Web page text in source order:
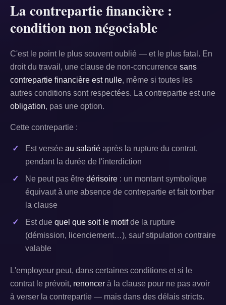
La contrepartie financière :
condition non négociable
C'est le point le plus souvent oublié — et le plus fatal. En
droit du travail, une clause de non-concurrence sans
contrepartie financière est nulle, même si toutes les
autres conditions sont respectées. La contrepartie est une
obligation, pas une option.
Cette contrepartie :
Est versée au salarié après la rupture du contrat,
pendant la durée de l'interdiction
Ne peut pas être dérisoire : un montant symbolique
équivaut à une absence de contrepartie et fait tomber
la clause
Est due quel que soit le motifde la rupture
(démission, licenciement…), sauf stipulation contraire
valable
L'employeur peut, dans certaines conditions et si le
contrat le prévoit, renoncer à la clause pour ne pas avoir
à verser la contrepartie — mais dans des délais stricts.